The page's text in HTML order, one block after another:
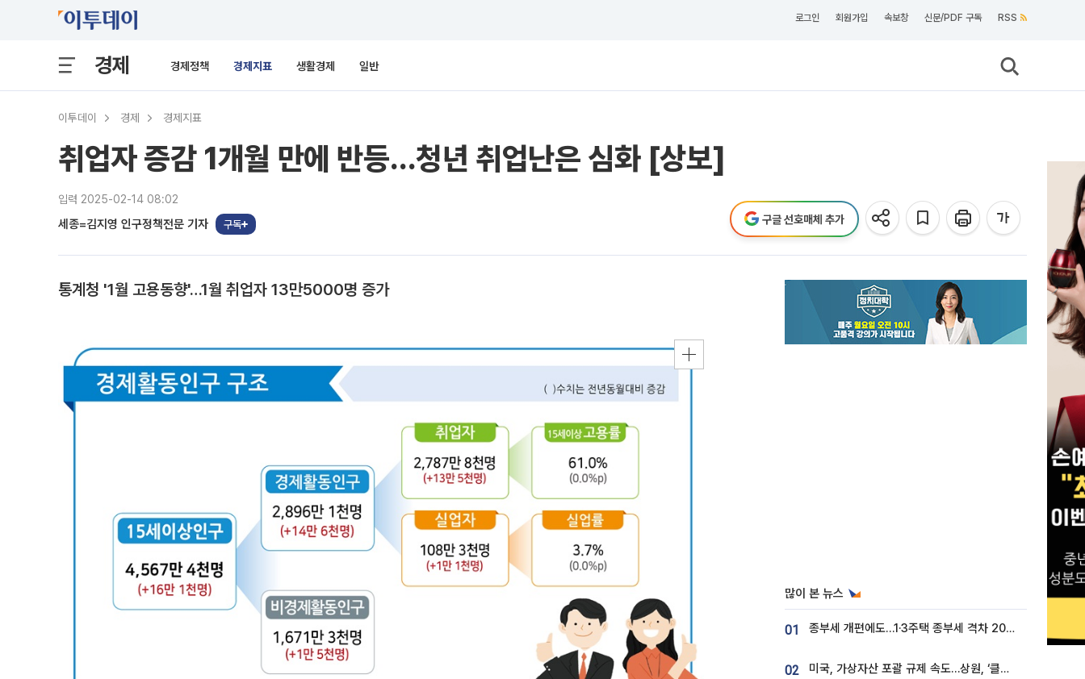
로그인 회원가입 속보창 신문/PDF 구독 RSS
경제 경제정책 경제지표 생활경제 일반
이투데이 경제 경제지표
취업자 증감 1개월 만에 반등…청년 취업난은 심화 [상보]
입력 2025-02-14 08:02
세종=김지영 인구정책전문 기자 구독 구글 선호매체 추가
통계청 '1월 고용동향'…1월 취업자 13만5000명 증가
많이 본 뉴스
01 종부세 개편에도…1·3주택 종부세 격차 2028년부터 확대
02 미국, 가상자산 포괄 규제 속도…상원, ‘클래리티법’ 9월 절차투표 추진